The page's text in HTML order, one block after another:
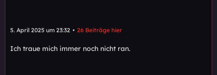
5. April 2025 um 23:32 26 Beiträge hier
Ich traue mich immer noch nicht ran.